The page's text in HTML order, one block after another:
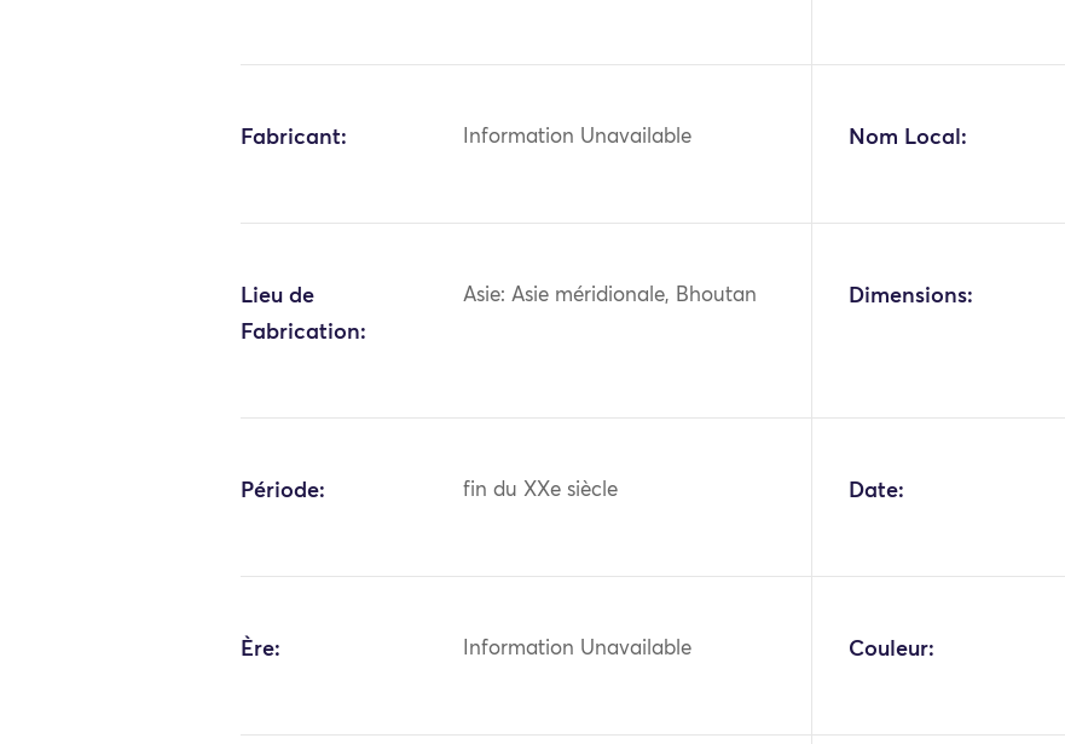
Fabricant: Information Unavailable Nom Local:
Lieu de
Fabrication:
Asie: Asie méridionale, Bhoutan Dimensions:
Période: fin du XXe siècle Date:
Ère: Information Unavailable Couleur: